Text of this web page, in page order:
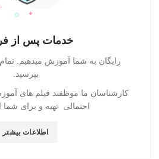
خدمات پس از
رایگان به شما آموزش میدهیم.
بپرسید.
کارشناسان ما موظفند فیلم های
احتمالی تهیه و برای شما
اطلاعات بیشتر